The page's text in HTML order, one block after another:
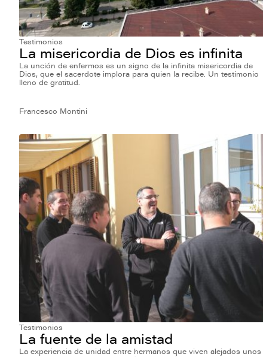
Testimonios
La misericordia de Dios es infinita
La unción de enfermos es un signo de la infinita misericordia de
Dios, que el sacerdote implora para quien la recibe. Un testimonio
lleno de gratitud.
Francesco Montini
Testimonios
La fuente de la amistad
La experiencia de unidad entre hermanos que viven alejados unos